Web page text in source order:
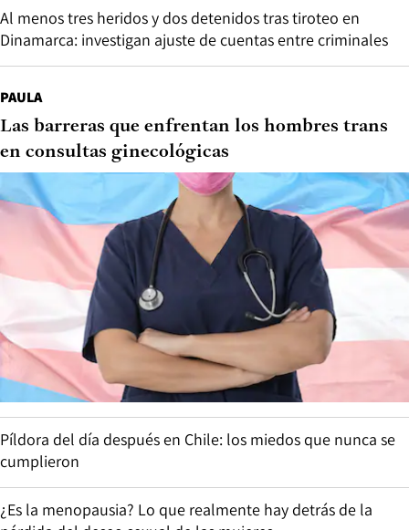
Al menos tres heridos y dos detenidos tras tiroteo en
Dinamarca: investigan ajuste de cuentas entre criminales
PAULA
Las barreras que enfrentan los hombres trans
en consultas ginecológicas
Píldora del día después en Chile: los miedos que nunca se
cumplieron
¿Es la menopausia? Lo que realmente hay detrás de la